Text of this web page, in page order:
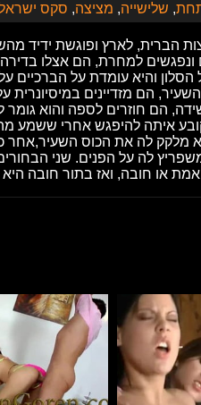
תחת, שלישייה, מציצה, סקס
הברית, לארץ ופוגשת ידיד
למחרת, הם אצלו בדירה,
והיא עומדת על הברכיים
הם מזדיינים במיסיונרית
הם חוזרים לספה והוא
איתה להיפגש אחרי ששמע
מלקק לה את הכוס השעיר,אחר
לה על הפנים. שני
או חובה, ואז בתור חובה